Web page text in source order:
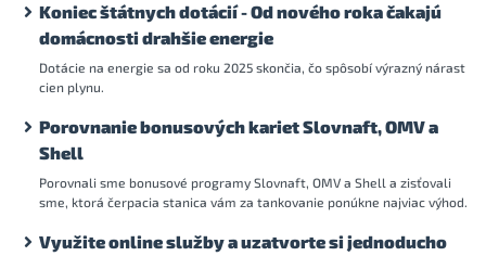
Koniec štátnych dotácií - Od nového roka čakajú
domácnosti drahšie energie
Dotácie na energie sa od roku 2025 skončia, čo spôsobí výrazný nárast
cien plynu.
Porovnanie bonusových kariet Slovnaft, OMV a
Shell
Porovnali sme bonusové programy Slovnaft, OMV a Shell a zisťovali
sme, ktorá čerpacia stanica vám za tankovanie ponúkne najviac výhod.
Využite online služby a uzatvorte si jednoducho